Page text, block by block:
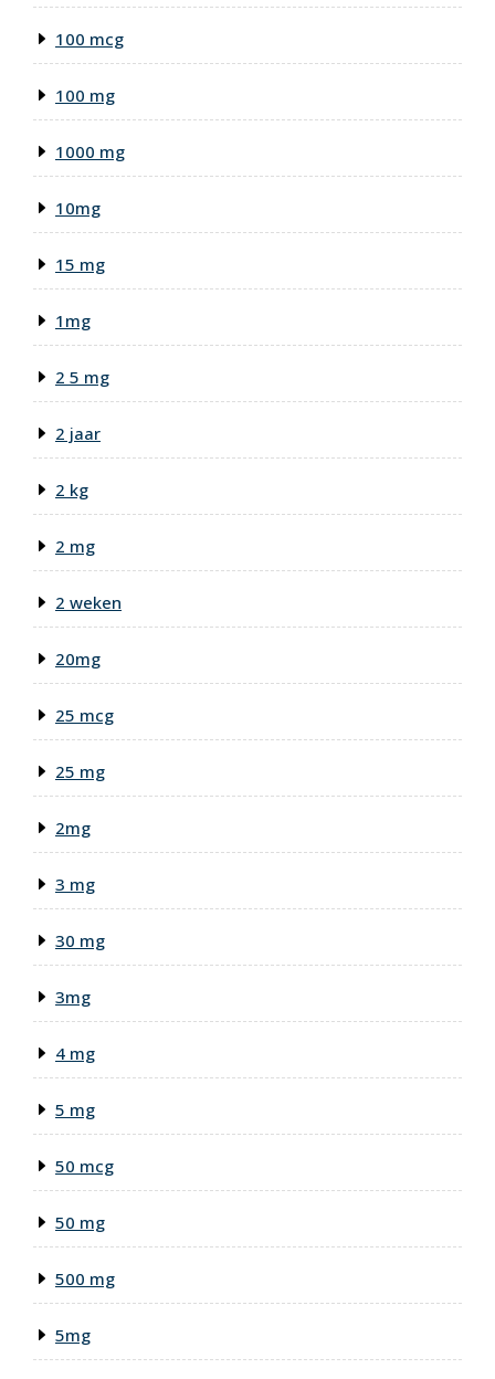
100 mcg
100 mg
1000 mg
10mg
15 mg
1mg
2 5 mg
2 jaar
2 kg
2 mg
2 weken
20mg
25 mcg
25 mg
2mg
3 mg
30 mg
3mg
4 mg
5 mg
50 mcg
50 mg
500 mg
5mg